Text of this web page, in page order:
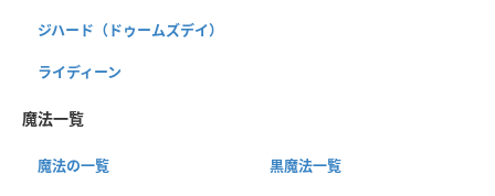
ジハード（ドゥームズデイ）
ライディーン
魔法一覧
魔法の一覧 黒魔法一覧